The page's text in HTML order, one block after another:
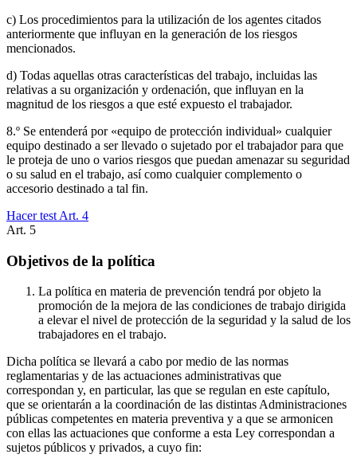
c) Los procedimientos para la utilización de los agentes citados
anteriormente que influyan en la generación de los riesgos
mencionados.
d) Todas aquellas otras características del trabajo, incluidas las
relativas a su organización y ordenación, que influyan en la
magnitud de los riesgos a que esté expuesto el trabajador.
8.º Se entenderá por «equipo de protección individual» cualquier
equipo destinado a ser llevado o sujetado por el trabajador para que
le proteja de uno o varios riesgos que puedan amenazar su seguridad
o su salud en el trabajo, así como cualquier complemento o
accesorio destinado a tal fin.
Hacer test Art. 4
Art. 5
Objetivos de la política
La política en materia de prevención tendrá por objeto la
promoción de la mejora de las condiciones de trabajo dirigida
a elevar el nivel de protección de la seguridad y la salud de los
trabajadores en el trabajo.
Dicha política se llevará a cabo por medio de las normas
reglamentarias y de las actuaciones administrativas que
correspondan y, en particular, las que se regulan en este capítulo,
que se orientarán a la coordinación de las distintas Administraciones
públicas competentes en materia preventiva y a que se armonicen
con ellas las actuaciones que conforme a esta Ley correspondan a
sujetos públicos y privados, a cuyo fin: